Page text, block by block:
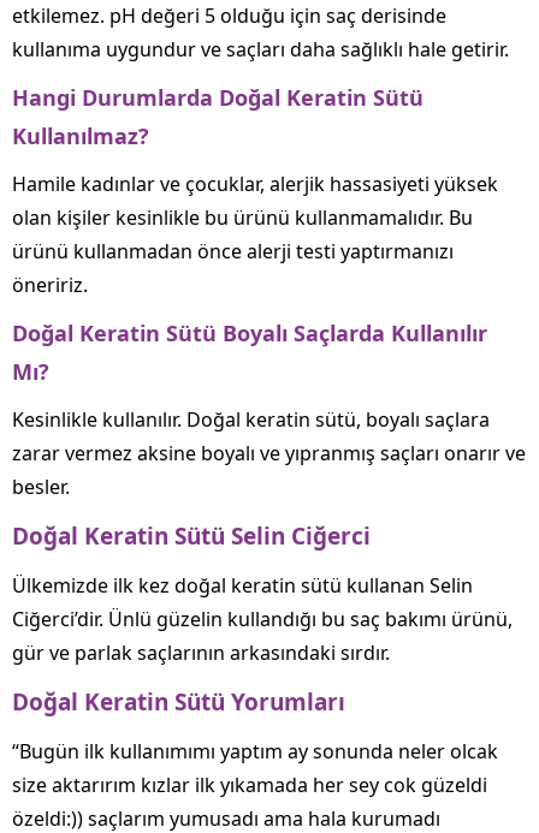
etkilemez. pH değeri 5 olduğu için saç derisinde
kullanıma uygundur ve saçları daha sağlıklı hale getirir.
Hangi Durumlarda Doğal Keratin Sütü
Kullanılmaz?
Hamile kadınlar ve çocuklar, alerjik hassasiyeti yüksek
olan kişiler kesinlikle bu ürünü kullanmamalıdır. Bu
ürünü kullanmadan önce alerji testi yaptırmanızı
öneririz.
Doğal Keratin Sütü Boyalı Saçlarda Kullanılır
Mı?
Kesinlikle kullanılır. Doğal keratin sütü, boyalı saçlara
zarar vermez aksine boyalı ve yıpranmış saçları onarır ve
besler.
Doğal Keratin Sütü Selin Ciğerci
Ülkemizde ilk kez doğal keratin sütü kullanan Selin
Ciğerci’dir. Ünlü güzelin kullandığı bu saç bakımı ürünü,
gür ve parlak saçlarının arkasındaki sırdır.
Doğal Keratin Sütü Yorumları
“Bugün ilk kullanımımı yaptım ay sonunda neler olcak
size aktarırım kızlar ilk yıkamada her sey cok güzeldi
özeldi:)) saçlarım yumusadı ama hala kurumadı